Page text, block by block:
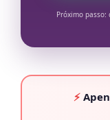
Próximo
⚡